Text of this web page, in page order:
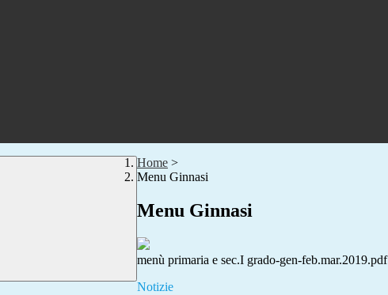
Home >
Menu Ginnasi
Menu Ginnasi
menù primaria e sec.I grado-gen-feb.mar.2019.pdf
Notizie